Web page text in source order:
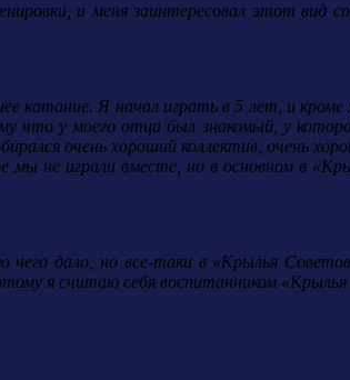
и меня заинтересовал этот вид
Я начал играть в 5 лет, и кроме
у моего отца был знакомый, у
очень хороший коллектив, очень
не играли вместе, но в основном в
дало, но все-таки в «Крылья
я считаю себя воспитанником